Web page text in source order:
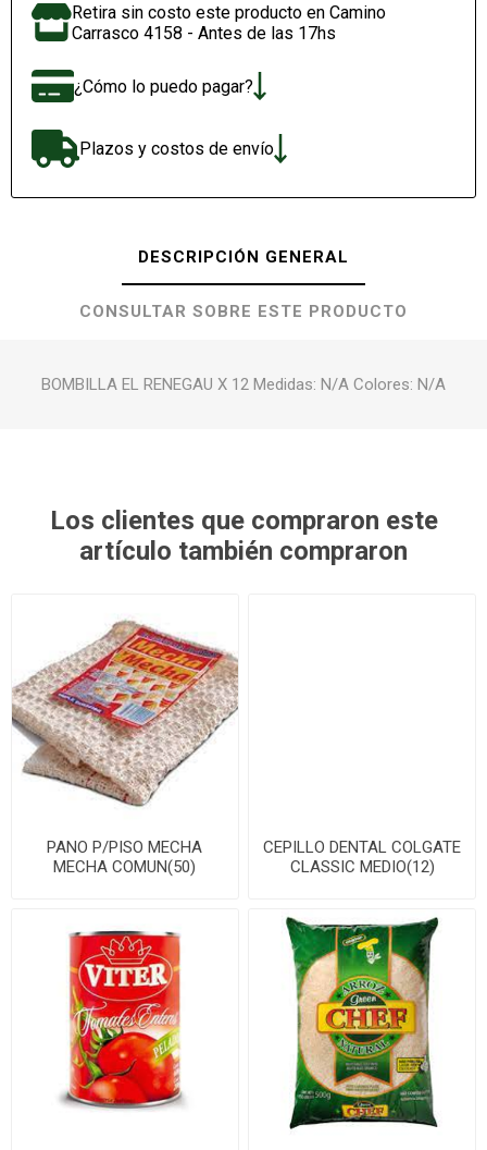
Retira sin costo este producto en Camino
Carrasco 4158 - Antes de las 17hs
¿Cómo lo puedo pagar?
Plazos y costos de envío
DESCRIPCIÓN GENERAL
CONSULTAR SOBRE ESTE PRODUCTO
BOMBILLA EL RENEGAU X 12 Medidas: N/A Colores: N/A
Los clientes que compraron este
artículo también compraron
PANO P/PISO MECHA
MECHA COMUN(50)
CEPILLO DENTAL COLGATE
CLASSIC MEDIO(12)